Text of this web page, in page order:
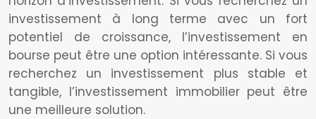
investissement à long terme avec un fort
potentiel de croissance, l’investissement en
bourse peut être une option intéressante. Si vous
recherchez un investissement plus stable et
tangible, l’investissement immobilier peut être
une meilleure solution.